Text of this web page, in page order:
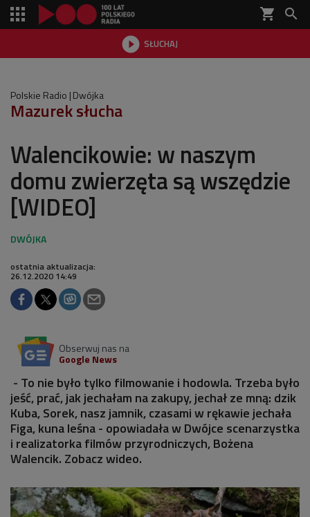
shopping_cart 
 SŁUCHAJ

Polskie Radio Dwójka
Mazurek słucha
Walencikowie: w naszym
domu zwierzęta są wszędzie
[WIDEO]
ostatnia aktualizacja:
26.12.2020 14:49
Obserwuj nas na
Google News
- To nie było tylko filmowanie i hodowla. Trzeba było
jeść, prać, jak jechałam na zakupy, jechał ze mną: dzik
Kuba, Sorek, nasz jamnik, czasami w rękawie jechała
Figa, kuna leśna - opowiadała w Dwójce scenarzystka
i realizatorka filmów przyrodniczych, Bożena
Walencik. Zobacz wideo.